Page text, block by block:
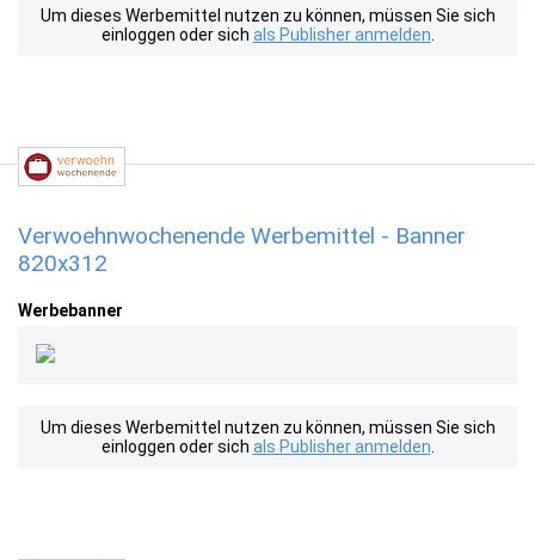
Um dieses Werbemittel nutzen zu können, müssen Sie sich
einloggen oder sich als Publisher anmelden
Verwoehnwochenende Werbemittel - Banner
820x312
Werbebanner
Um dieses Werbemittel nutzen zu können, müssen Sie sich
einloggen oder sich als Publisher anmelden